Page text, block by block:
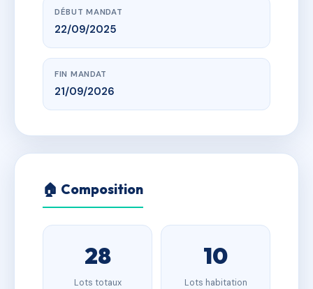
DÉBUT MANDAT
22/09/2025
FIN MANDAT
21/09/2026
🏠 Composition
28
Lots totaux
10
Lots habitation